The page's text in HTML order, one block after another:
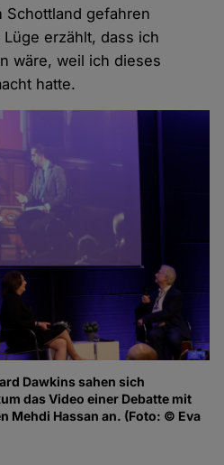
Schottland gefahren
erzählt, dass ich
wäre, weil ich dieses
hatte.
Dawkins sahen sich
das Video einer Debatte mit
Mehdi Hassan an. (Foto: © Eva